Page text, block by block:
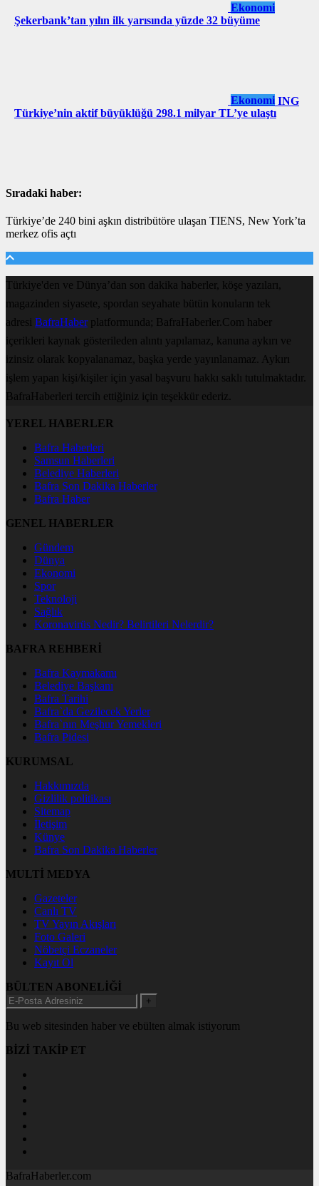
Ekonomi
Şekerbank’tan yılın ilk yarısında yüzde 32 büyüme
Ekonomi ING
Türkiye’nin aktif büyüklüğü 298.1 milyar TL’ye ulaştı
Sıradaki haber:
Türkiye’de 240 bini aşkın distribütöre ulaşan TIENS, New York’ta
merkez ofis açtı
Türkiye'den ve Dünya’dan son dakika haberler, köşe yazıları,
magazinden siyasete, spordan seyahate bütün konuların tek
adresi BafraHaberplatformunda; BafraHaberler.Com haber
içerikleri kaynak gösterileden alıntı yapılamaz, kanuna aykırı ve
izinsiz olarak kopyalanamaz, başka yerde yayınlanamaz. Aykırı
işlem yapan kişi/kişiler için yasal başvuru hakkı saklı tutulmaktadır.
BafraHaberleri tercih ettiğiniz için teşekkür ederiz.
YEREL HABERLER
Bafra Haberleri
Samsun Haberleri
Belediye Haberleri
Bafra Son Dakika Haberler
Bafra Haber
GENEL HABERLER
Gündem
Dünya
Ekonomi
Spor
Teknoloji
Sağlık
Koronavirüs Nedir? Belirtileri Nelerdir?
BAFRA REHBERİ
Bafra Kaymakamı
Belediye Başkanı
Bafra Tarihi
Bafra`da Gezilecek Yerler
Bafra`nın Meşhur Yemekleri
Bafra Pidesi
KURUMSAL
Hakkımızda
Gizlilik politikası
Sitemap
İletişim
Künye
Bafra Son Dakika Haberler
MULTİ MEDYA
Gazeteler
Canlı TV
TV Yayın Akışları
Foto Galeri
Nöbetçi Eczaneler
Kayıt Ol
BÜLTEN ABONELİĞİ
+
Bu web sitesinden haber ve ebülten almak istiyorum
BİZİ TAKİP ET
BafraHaberler.com